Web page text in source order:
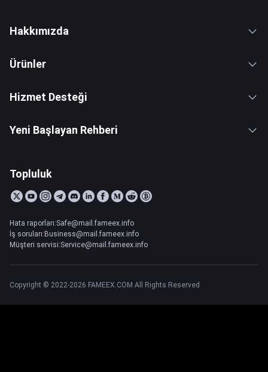
Hakkımızda
Ürünler
Hizmet Desteği
Yeni Başlayan Rehberi
Topluluk
Hata raporları:Safe@mail.fameex.info
İş soruları:Business@mail.fameex.info
Müşteri servisi:Service@mail.fameex.info
Copyright © 2022-2026 FAMEEX.COM All Rights Reserved